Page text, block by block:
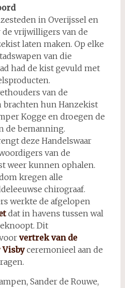
in Overijssel en
vrijwilligers van de
laten maken. Op elke
van die
had de kist gevuld met
van de
brachten hun Hanzekist
Kogge en droegen de
de bemanning.
deze Handelswaar
van de
weer kunnen ophalen.
kregen alle
chirograaf.
werkte de afgelopen
dat in havens tussen wal
Dit
vertrek van de
Visbyceremonieel aan de
Sander de Rouwe,